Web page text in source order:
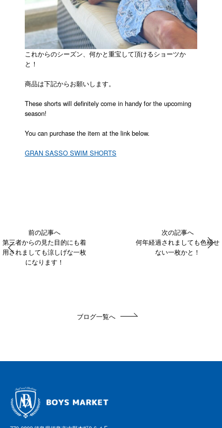
これからのシーズン、何かと重宝して頂けるショーツか
と！
商品は下記からお願いします。
These shorts will definitely come in handy for the upcoming
season!
You can purchase the item at the link below.
GRAN SASSO SWIM SHORTS
前の記事へ
第三者からの見た目的にも着
用されましても涼しげな一枚
になります！
次の記事へ
何年経過されましても色褪せ
ない一枚かと！
ブログ一覧へ